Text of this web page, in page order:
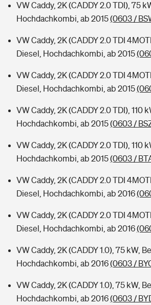
VW Caddy, 2K (CADDY 2.0 TDI), 75
Hochdachkombi, ab 2015(0603 /
VW Caddy, 2K (CADDY 2.0 TDI
Diesel, Hochdachkombi, ab 2015
VW Caddy, 2K (CADDY 2.0 TDI
Diesel, Hochdachkombi, ab 2015
VW Caddy, 2K (CADDY 2.0 TDI), 110
Hochdachkombi, ab 2015(0603 /
VW Caddy, 2K (CADDY 2.0 TDI), 110
Hochdachkombi, ab 2015(0603 /
VW Caddy, 2K (CADDY 2.0 TDI
Diesel, Hochdachkombi, ab 2016
VW Caddy, 2K (CADDY 2.0 TDI
Diesel, Hochdachkombi, ab 2016
VW Caddy, 2K (CADDY 1.0), 75 kW,
Hochdachkombi, ab 2016(0603 /
VW Caddy, 2K (CADDY 1.0), 75 kW,
Hochdachkombi, ab 2016(0603 /